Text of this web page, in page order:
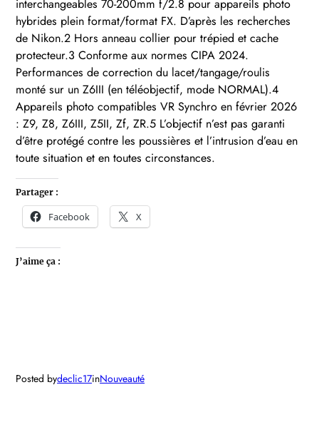
interchangeables 70-200mm f/2.8 pour appareils photo
hybrides plein format/format FX. D’après les recherches
de Nikon.2 Hors anneau collier pour trépied et cache
protecteur.3 Conforme aux normes CIPA 2024.
Performances de correction du lacet/tangage/roulis
monté sur un Z6III (en téléobjectif, mode NORMAL).4
Appareils photo compatibles VR Synchro en février 2026
: Z9, Z8, Z6III, Z5II, Zf, ZR.5 L’objectif n’est pas garanti
d’être protégé contre les poussières et l’intrusion d’eau en
toute situation et en toutes circonstances.
Partager :
Facebook X
J’aime ça :
Posted bydeclic17inNouveauté